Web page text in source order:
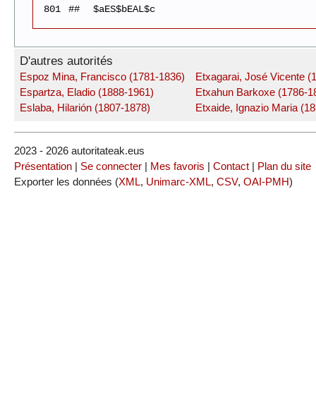
801
## $aES$bEAL$c
D'autres autorités
Espoz Mina, Francisco (1781-1836)
Espartza, Eladio (1888-1961)
Eslaba, Hilarión (1807-1878)
Etxagarai, José Vicente
Etxahun Barkoxe (1786-
Etxaide, Ignazio Maria
2023 - 2026 autoritateak.eus
Présentation | Se connecter | Mes favoris | Contact | Plan du site
Exporter les données (XML, Unimarc-XML, CSV, OAI-PMH)